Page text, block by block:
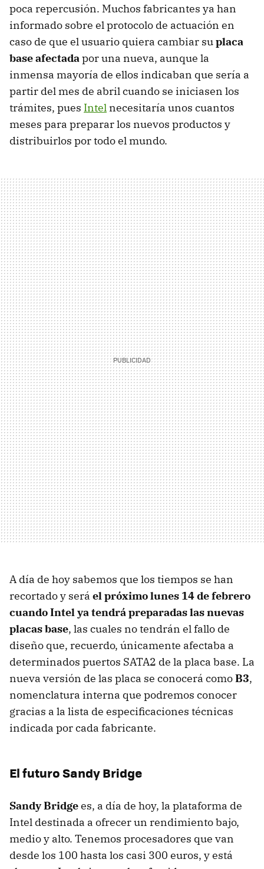
poca repercusión. Muchos fabricantes ya han
informado sobre el protocolo de actuación en
caso de que el usuario quiera cambiar suplaca
base afectadapor una nueva, aunque la
inmensa mayoría de ellos indicaban que sería a
partir del mes de abril cuando se iniciasen los
trámites, pues Intel necesitaría unos cuantos
meses para preparar los nuevos productos y
distribuirlos por todo el mundo.
A día de hoy sabemos que los tiempos se han
recortado y será el próximo lunes 14 de febrero
cuando Intel ya tendrá preparadas las nuevas
placas base, las cuales no tendrán el fallo de
diseño que, recuerdo, únicamente afectaba a
determinados puertos SATA2 de la placa base. La
nueva versión de las placa se conocerá comoB3,
nomenclatura interna que podremos conocer
gracias a la lista de especificaciones técnicas
indicada por cada fabricante.
El futuro Sandy Bridge
Sandy Bridgees, a día de hoy, la plataforma de
Intel destinada a ofrecer un rendimiento bajo,
medio y alto. Tenemos procesadores que van
desde los 100 hasta los casi 300 euros, y está